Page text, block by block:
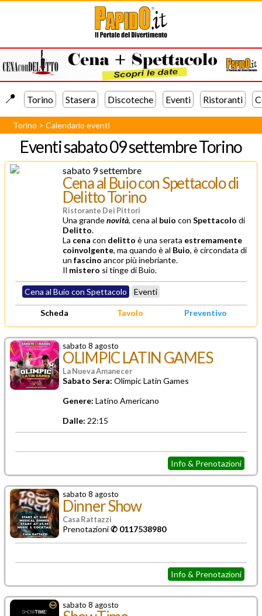
📍️ Torino Stasera Discoteche Eventi Ristoranti
Torino >Calendario eventi
Eventisabato 09 settembre Torino
sabato 9 settembre
Cena al Buio con Spettacolo di
Delitto Torino
Ristorante Dei Pittori
Una grandenovità, cena al buio con Spettacolo di
Delitto.
La cena con delitto è una serata estremamente
coinvolgente, ma quando è al Buio, è circondata di
un fascino ancor più inebriante.
Il mistero si tinge di Buio.
Cena al Buio con Spettacolo Eventi
Scheda Tavolo Preventivo
sabato 8 agosto
OLIMPIC LATIN GAMES
La Nueva Amanecer
Sabato Sera: Olimpic Latin Games
Genere: Latino Americano
Dalle: 22:15
Info & Prenotazioni
sabato 8 agosto
Dinner Show
Casa Rattazzi
Prenotazioni✆ 0117538980
Info & Prenotazioni
sabato 8 agosto